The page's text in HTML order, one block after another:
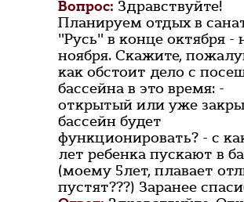
Вопрос: Здравствуйте!
Планируем отдых в
"Русь" в конце октября -
ноября. Скажите,
как обстоит дело с
бассейна в это время: -
открытый или уже
бассейн будет
функционировать? - с
лет ребенка пускают в
(моему 5лет, плавает
пустят???) Заранее